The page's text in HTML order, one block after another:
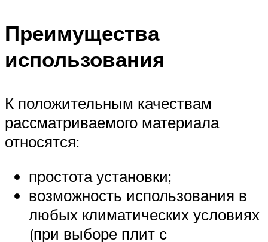
Преимущества
использования
К положительным качествам
рассматриваемого материала
относятся:
простота установки;
возможность использования в
любых климатических условиях
(при выборе плит с